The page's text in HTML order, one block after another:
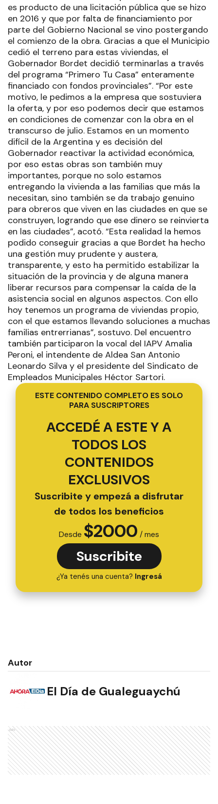
es producto de una licitación pública que se hizo
en 2016 y que por falta de financiamiento por
parte del Gobierno Nacional se vino postergando
el comienzo de la obra. Gracias a que el Municipio
cedió el terreno para estas viviendas, el
Gobernador Bordet decidió terminarlas a través
del programa “Primero Tu Casa” enteramente
financiado con fondos provinciales”. “Por este
motivo, le pedimos a la empresa que sostuviera
la oferta, y por eso podemos decir que estamos
en condiciones de comenzar con la obra en el
transcurso de julio. Estamos en un momento
difícil de la Argentina y es decisión del
Gobernador reactivar la actividad económica,
por eso estas obras son también muy
importantes, porque no solo estamos
entregando la vivienda a las familias que más la
necesitan, sino también se da trabajo genuino
para obreros que viven en las ciudades en que se
construyen, logrando que ese dinero se reinvierta
en las ciudades”, acotó. “Esta realidad la hemos
podido conseguir gracias a que Bordet ha hecho
una gestión muy prudente y austera,
transparente, y esto ha permitido estabilizar la
situación de la provincia y de alguna manera
liberar recursos para compensar la caída de la
asistencia social en algunos aspectos. Con ello
hoy tenemos un programa de viviendas propio,
con el que estamos llevando soluciones a muchas
familias entrerrianas”, sostuvo. Del encuentro
también participaron la vocal del IAPV Amalia
Peroni, el intendente de Aldea San Antonio
Leonardo Silva y el presidente del Sindicato de
Empleados Municipales Héctor Sartori.
ESTE CONTENIDO COMPLETO ES SOLO
PARA SUSCRIPTORES
ACCEDÉ A ESTE Y A
TODOS LOS
CONTENIDOS
EXCLUSIVOS
Suscribite y empezá a disfrutar
de todos los beneficios
Desde $2000 / mes
Suscribite
¿Ya tenés una cuenta? Ingresá
Autor
El Día de Gualeguaychú
Ads